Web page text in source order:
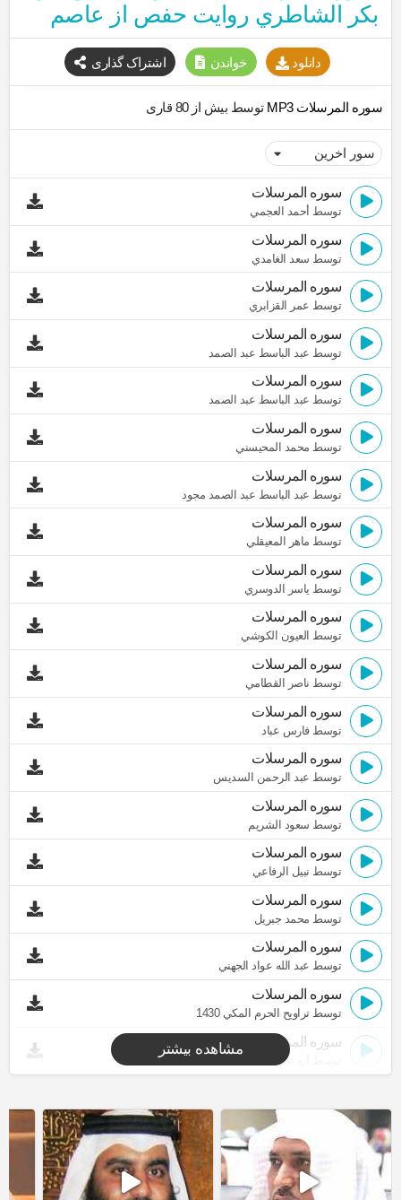
بكر الشاطري روایت حفص از عاصم
دانلود خواندن اشتراک گذاری
سوره المرسلات MP3 توسط بیش از 80 قاری
سوره المرسلات
توسط أحمد العجمي
سوره المرسلات
توسط سعد الغامدي
سوره المرسلات
توسط عمر القزابري
سوره المرسلات
توسط عبد الباسط عبد الصمد
سوره المرسلات
توسط عبد الباسط عبد الصمد
سوره المرسلات
توسط محمد المحيسني
سوره المرسلات
توسط عبد الباسط عبد الصمد مجود
سوره المرسلات
توسط ماهر المعيقلي
سوره المرسلات
توسط ياسر الدوسري
سوره المرسلات
توسط العيون الكوشي
سوره المرسلات
توسط ناصر القطامي
سوره المرسلات
توسط فارس عباد
سوره المرسلات
توسط عبد الرحمن السديس
سوره المرسلات
توسط سعود الشريم
سوره المرسلات
توسط نبيل الرفاعي
سوره المرسلات
توسط محمد جبريل
سوره المرسلات
توسط عبد الله عواد الجهني
سوره المرسلات
توسط تراويح الحرم المكي 1430
سوره المرسلات
توسط أبو عبد الله المظفر
مشاهده بیشتر